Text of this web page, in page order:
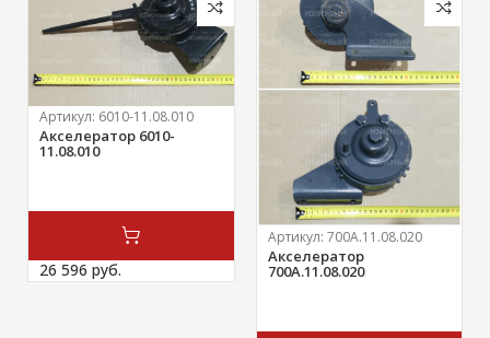
Артикул: 6010-11.08.010
Акселератор 6010-
11.08.010
26 596 руб.
Артикул: 700А.11.08.020
Акселератор
700А.11.08.020